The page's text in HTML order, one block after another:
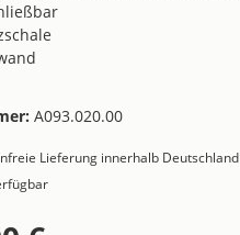
A093.020.00
Lieferung innerhalb Deutschland